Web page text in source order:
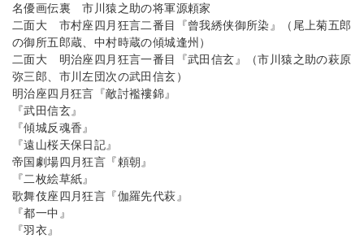
名優画伝裏 市川猿之助の将軍源頼家
二面大 市村座四月狂言二番目『曾我綉侠御所染』（尾上菊五郎
の御所五郎蔵、中村時蔵の傾城逢州）
二面大 明治座四月狂言一番目『武田信玄』（市川猿之助の萩原
弥三郎、市川左団次の武田信玄）
明治座四月狂言『敵討襤褸錦』
『武田信玄』
『傾城反魂香』
『遠山桜天保日記』
帝国劇場四月狂言『頼朝』
『二枚絵草紙』
歌舞伎座四月狂言『伽羅先代萩』
『都一中』
『羽衣』